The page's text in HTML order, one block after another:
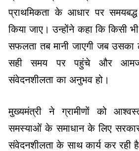
प्राथमिकता के आधार पर समयबद्ध
किया जाए। उन्होंने कहा कि किसी
सफलता तब मानी जाएगी जब उसका
सही समय पर पहुंचे और
संवेदनशीलता का अनुभव हो।
मुख्यमंत्री ने ग्रामीणों को
समस्याओं के समाधान के लिए सरकार
संवेदनशीलता के साथ कार्य कर रही